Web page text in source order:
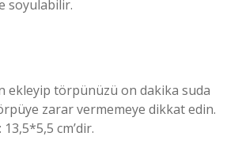
soyulabilir.
ekleyip törpünüzü on dakika suda
zarar vermemeye dikkat edin.
cm’dir.